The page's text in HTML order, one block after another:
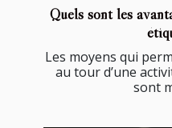
Quels sont les
Les moyens qui
au tour d’une
sont